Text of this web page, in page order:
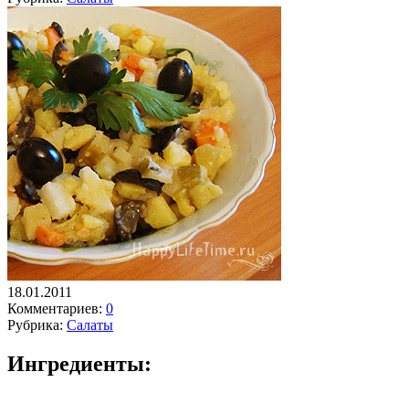
18.01.2011
Комментариев: 0
Рубрика: Салаты
Ингредиенты: